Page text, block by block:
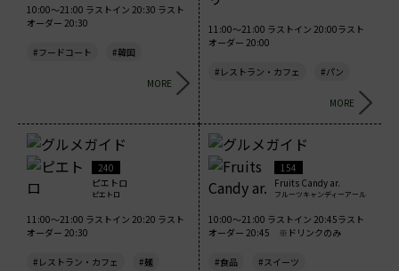
10:00～21:00 ラストイン 20:30 ラスト
オーダー 20:30
#フードコート #韓国
MORE
11:00～21:00 ラストイン 20:00ラスト
オーダー 20:00
#レストラン・カフェ #パン
MORE
240
ピエトロ
ピエトロ
11:00～21:00 ラストイン 20:20 ラスト
オーダー 20:30
#レストラン・カフェ #麺
154
Fruits Candy ar.
フルーツキャンディーアール
10:00～21:00 ラストイン 20:45ラスト
オーダー 20:45 ※ドリンクのみ
#食品 #スイーツ